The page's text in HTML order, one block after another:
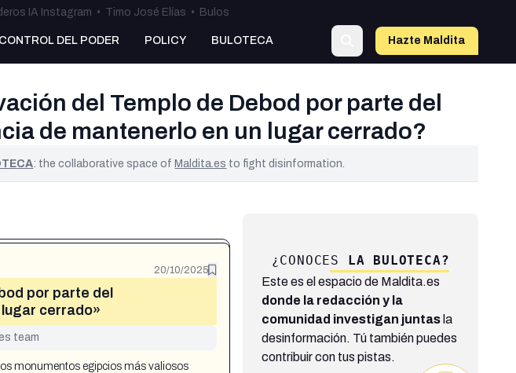
IA Instagram • Timo José Elías • Bulos
CONTROL DEL PODER POLICY BULOTECA Hazte Maldita
del Templo de Debod por parte del
de mantenerlo en un lugar cerrado?
: the collaborative space ofMaldita.es to fight disinformation.
20/10/2025
por parte del
cerrado»
team
monumentos egipcios más valiosos
¿CONOCES LA BULOTECA?
Este es el espacio de Maldita.es
donde la redacción y la
comunidad investigan juntasla
desinformación. Tú también puedes
contribuir con tus pistas.